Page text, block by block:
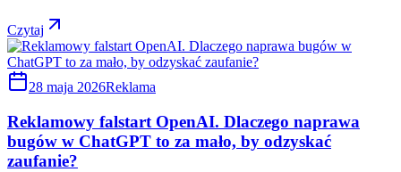
Czytaj
28 maja 2026Reklama
Reklamowy falstart OpenAI. Dlaczego naprawa
bugów w ChatGPT to za mało, by odzyskać
zaufanie?